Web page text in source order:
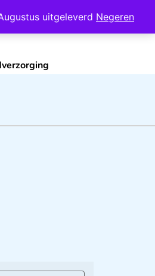
uitgeleverd Negeren